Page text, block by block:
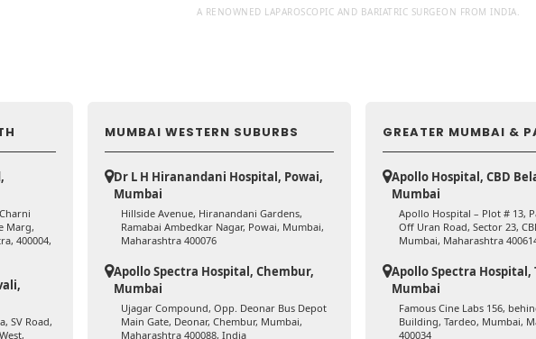
A RENOWNED LAPAROSCOPIC AND BARIATRIC SURGEON FROM INDIA.
Marg,
400004,
SV Road,
MUMBAI WESTERN SUBURBS
Dr L H Hiranandani Hospital, Powai,
Mumbai
Hillside Avenue, Hiranandani Gardens,
Ramabai Ambedkar Nagar, Powai, Mumbai,
Maharashtra 400076
Apollo Spectra Hospital, Chembur,
Mumbai
Ujagar Compound, Opp. Deonar Bus Depot
Main Gate, Deonar, Chembur, Mumbai,
Maharashtra 400088, India
GREATER MUMBAI &
Apollo Hospital, CBD
Mumbai
Apollo Hospital – Plot # 13,
Off Uran Road, Sector 23,
Mumbai, Maharashtra
Apollo Spectra Hospital,
Mumbai
Famous Cine Labs 156,
Building, Tardeo, Mumbai,
400034